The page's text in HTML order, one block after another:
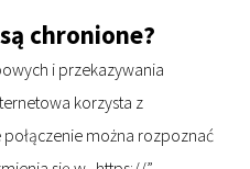
chronione?
i przekazywania
korzysta z
można rozpoznać